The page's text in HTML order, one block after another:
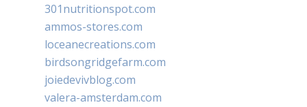
301nutritionspot.com
ammos-stores.com
loceanecreations.com
birdsongridgefarm.com
joiedevivblog.com
valera-amsterdam.com